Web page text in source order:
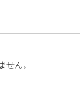
せん。